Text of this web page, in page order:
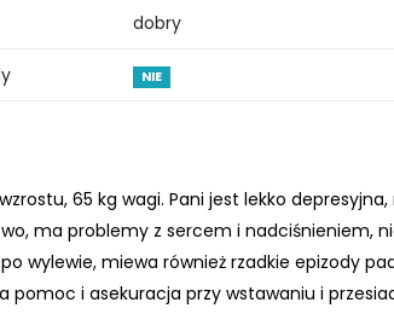
dobry
NIE
65 kg wagi. Pani jest lekko
ma problemy z sercem i nadciśnieniem,
wylewie, miewa również rzadkie epizody
pomoc i asekuracja przy wstawaniu i